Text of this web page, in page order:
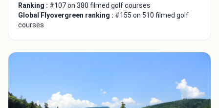
Ranking : #107 on 380 filmed golf courses
Global Flyovergreen ranking : #155 on 510 filmed golf
courses